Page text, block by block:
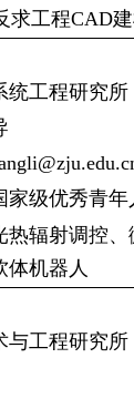
求工程CAD
统工程研究所
家级优秀青年
辐射调控、
体机器人
与工程研究所